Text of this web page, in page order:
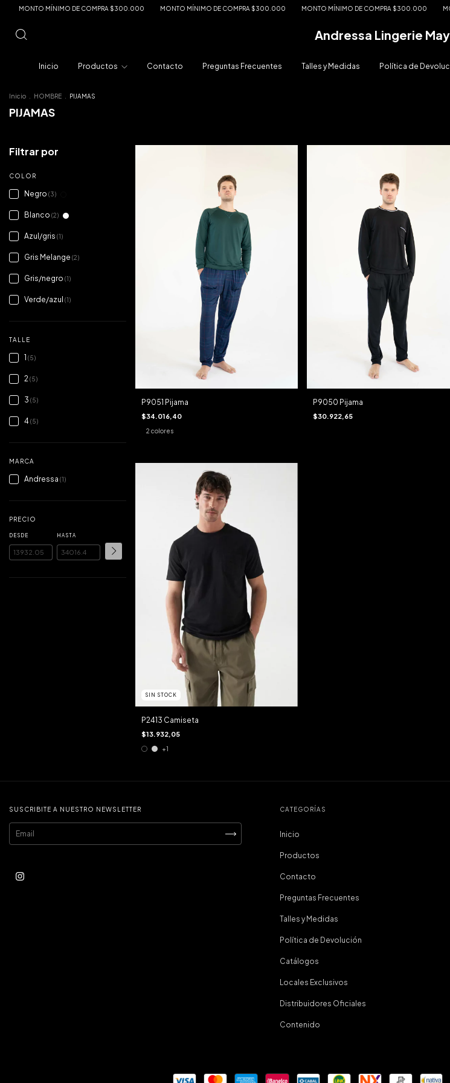
MÍNIMO DE COMPRA $300.000 MONTO MÍNIMO DE COMPRA $300.000 MONTO MÍNIMO DE COMPRA $300.000 MONTO
Andressa Lingerie
Inicio Productos Contacto Preguntas Frecuentes Talles y Medidas Política de
Inicio HOMBRE PIJAMAS
PIJAMAS
Filtrar por
COLOR
Negro (3)
Blanco (2)
Azul/gris (1)
Gris Melange (2)
Gris/negro (1)
Verde/azul (1)
TALLE
1 (5)
2(5)
3 (5)
4 (5)
MARCA
Andressa (1)
PRECIO
DESDE HASTA
P9051 Pijama
$34.016,40
2 colores
P9050 Pijama
$30.922,65
SIN STOCK
P2413 Camiseta
$13.932,05
+1
SUSCRIBITE A NUESTRO NEWSLETTER CATEGORÍAS
Inicio
Productos
Contacto
Preguntas Frecuentes
Talles y Medidas
Política de Devolución
Catálogos
Locales Exclusivos
Distribuidores Oficiales
Contenido